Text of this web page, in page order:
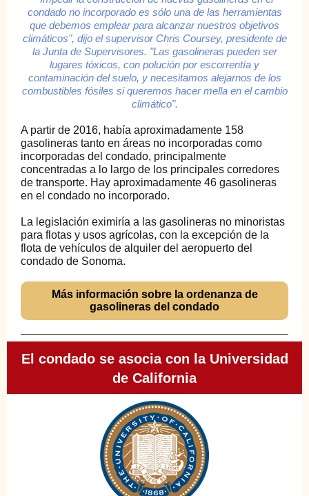
condado no incorporado es sólo una de las herramientas
que debemos emplear para alcanzar nuestros objetivos
climáticos", dijo el supervisor Chris Coursey, presidente de
la Junta de Supervisores. "Las gasolineras pueden ser
lugares tóxicos, con polución por escorrentía y
contaminación del suelo, y necesitamos alejarnos de los
combustibles fósiles si queremos hacer mella en el cambio
climático".
A partir de 2016, había aproximadamente 158
gasolineras tanto en áreas no incorporadas como
incorporadas del condado, principalmente
concentradas a lo largo de los principales corredores
de transporte. Hay aproximadamente 46 gasolineras
en el condado no incorporado.
La legislación eximiría a las gasolineras no minoristas
para flotas y usos agrícolas, con la excepción de la
flota de vehículos de alquiler del aeropuerto del
condado de Sonoma.
Más información sobre la ordenanza de
gasolineras del condado
El condado se asocia con la Universidad
de California